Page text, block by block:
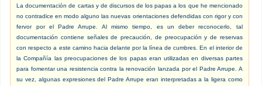
La documentación de cartas y de discursos de los papas a los que he mencionado
no contradice en modo alguno las nuevas orientaciones defendidas con rigor y con
fervor por el Padre Arrupe. Al mismo tiempo, es un deber reconocerlo, tal
documentación contiene señales de precaución, de preocupación y de reservas
con respecto a este camino hacia delante por la línea de cumbres. En el interior de
la Compañía las preocupaciones de los papas eran utilizadas en diversas partes
para fomentar una resistencia contra la renovación lanzada por el Padre Arrupe. A
su vez, algunas expresiones del Padre Arrupe eran interpretadas a la ligera como